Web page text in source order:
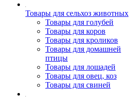
Товары для сельхоз животных
Товары для голубей
Товары для коров
Товары для кроликов
Товары для домашней
птицы
Товары для лошадей
Товары для овец, коз
Товары для свиней